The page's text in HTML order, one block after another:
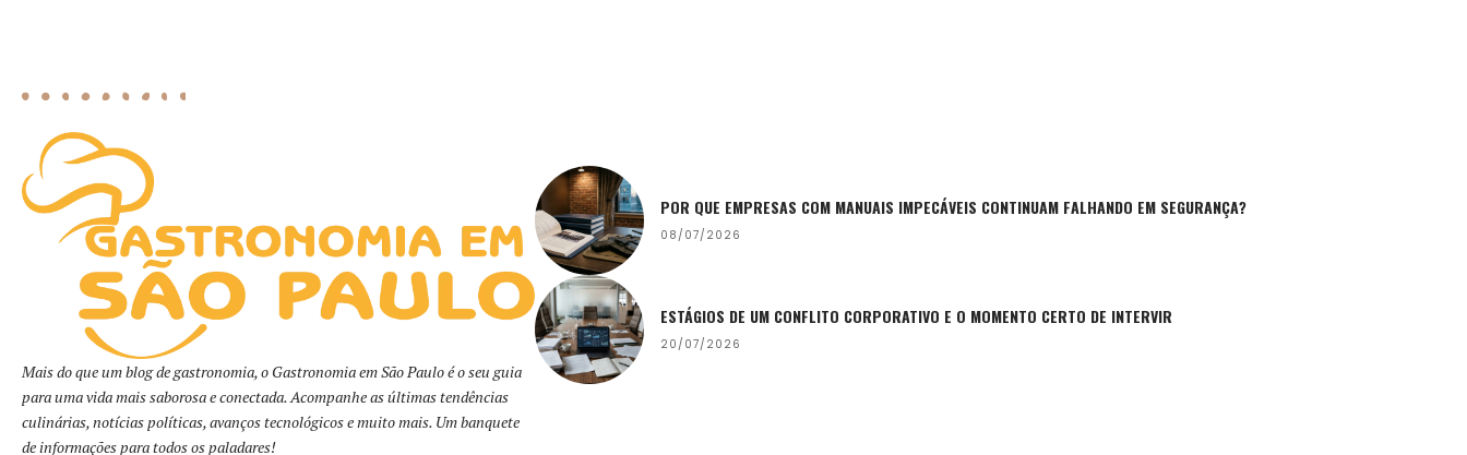
Mais do que um blog de gastronomia, o Gastronomia em São Paulo é o seu guia
para uma vida mais saborosa e conectada. Acompanhe as últimas tendências
culinárias, notícias políticas, avanços tecnológicos e muito mais. Um banquete
de informações para todos os paladares!
POR QUE EMPRESAS COM MANUAIS IMPECÁVEIS CONTINUAM FALHANDO EM SEGURANÇA?
08/07/2026
ESTÁGIOS DE UM CONFLITO CORPORATIVO E O MOMENTO CERTO DE INTERVIR
20/07/2026